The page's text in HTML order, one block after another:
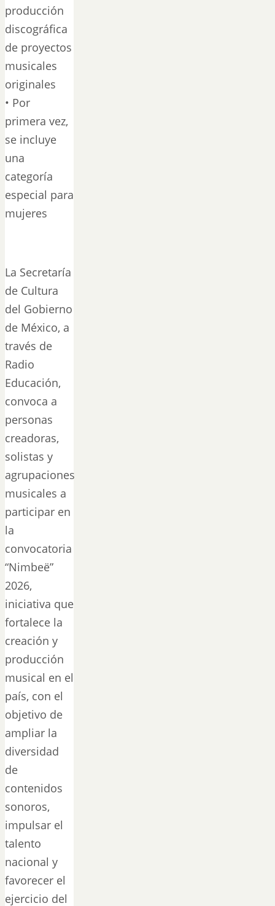
producción
discográfica
de proyectos
musicales
originales
• Por
primera vez,
se incluye
una
categoría
especial para
mujeres
La Secretaría
de Cultura
del Gobierno
de México, a
través de
Radio
Educación,
convoca a
personas
creadoras,
solistas y
agrupaciones
musicales a
participar en
la
convocatoria
“Nimbeë”
2026,
iniciativa que
fortalece la
creación y
producción
musical en el
país, con el
objetivo de
ampliar la
diversidad
de
contenidos
sonoros,
impulsar el
talento
nacional y
favorecer el
ejercicio del